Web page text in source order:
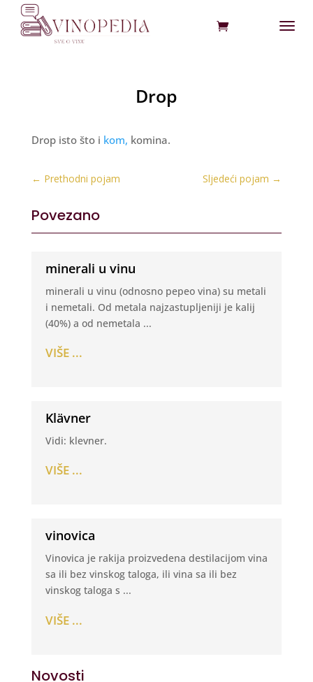
Drop
Drop isto što i kom, komina.
← Prethodni pojam Sljedeći pojam →
Povezano
minerali u vinu
minerali u vinu (odnosno pepeo vina) su metali
i nemetali. Od metala najzastupljeniji je kalij
(40%) a od nemetala ...
VIŠE ...
Klävner
Vidi: klevner.
VIŠE ...
vinovica
Vinovica je rakija proizvedena destilacijom vina
sa ili bez vinskog taloga, ili vina sa ili bez
vinskog taloga s ...
VIŠE ...
Novosti